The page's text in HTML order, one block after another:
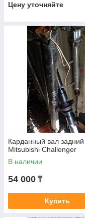
Цену уточняйте
Карданный вал задний
Mitsubishi Challenger
В наличии
54 000 ₸
Купить